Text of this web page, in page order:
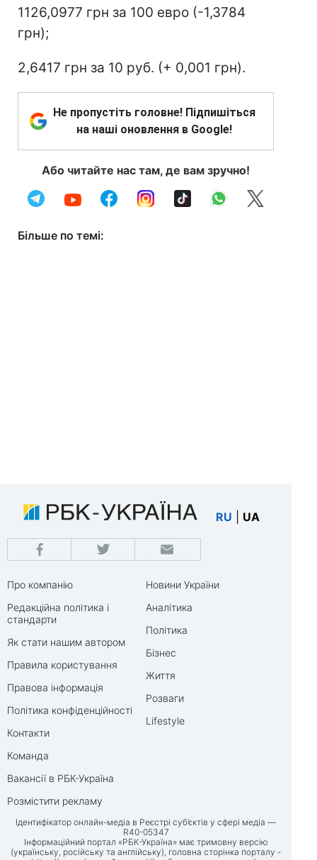
1126,0977 грн за 100 евро (-1,3784
грн);
2,6417 грн за 10 руб. (+ 0,001 грн).
Не пропустіть головне! Підпишіться
на наші оновлення в Google!
Або читайте нас там, де вам зручно!
Більше по темі:
RU UA
Про компанію
Редакційна політика і
стандарти
Як стати нашим автором
Правила користування
Правова інформація
Політика конфіденційності
Контакти
Команда
Вакансії в РБК-Україна
Розмістити рекламу
Новини України
Аналітика
Політика
Бізнес
Життя
Розваги
Lifestyle
Ідентифікатор онлайн-медіа в Реєстрі суб’єктів у сфері медіа —
R40-05347
Інформаційний портал «РБК-Україна» має тримовну версію
(українську, російську та англійську), головна сторінка порталу -